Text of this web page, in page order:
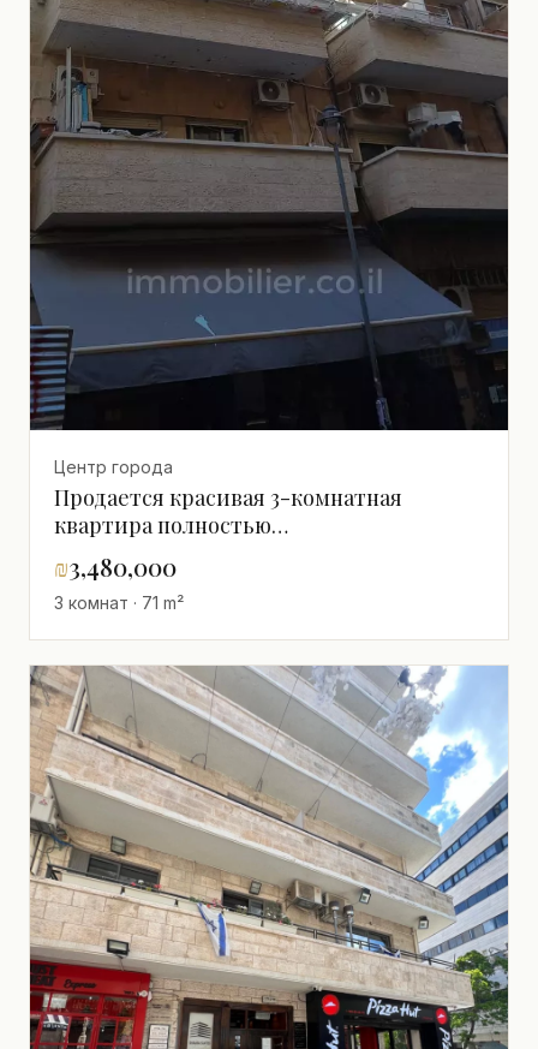
Центр города
Продается красивая 3-комнатная
квартира полностью
отремонтированная 71м² – Центр города,
Иерусалим - 4-й этаж, Терраса 7м²
₪3,480,000
3 комнат · 71 m²